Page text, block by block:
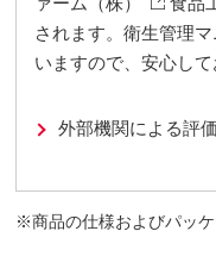
されます。衛生管理
いますので、安心し
外部機関による評価
商品の仕様およびパッ